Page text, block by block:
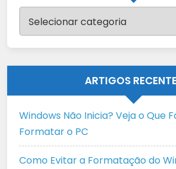
ARTIGOS
Windows Não Inicia? Veja o Que
Formatar o PC
Como Evitar a Formatação do